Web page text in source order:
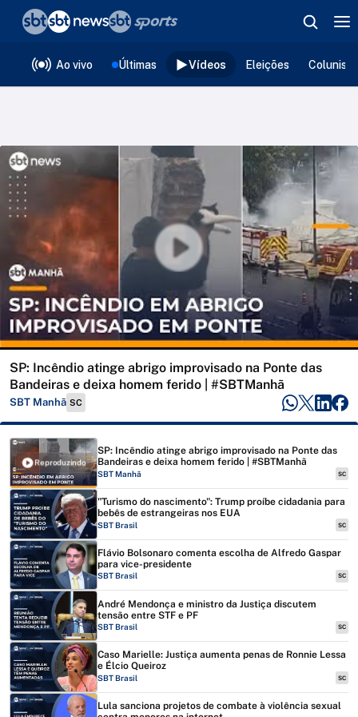
Ao vivo Últimas Vídeos Eleições
SP: Incêndio atinge abrigo improvisado na Ponte das
Bandeiras e deixa homem ferido | #SBTManhã
SBT Manhã SC
Reproduzindo
SP: Incêndio atinge abrigo improvisado na Ponte das
Bandeiras e deixa homem ferido | #SBTManhã
SBT Manhã SC
"Turismo do nascimento": Trump proíbe cidadania para
bebês de estrangeiras nos EUA
SBT Brasil SC
Flávio Bolsonaro comenta escolha de Alfredo Gaspar
para vice-presidente
SBT Brasil SC
André Mendonça e ministro da Justiça discutem
tensão entre STF e PF
SBT Brasil SC
Caso Marielle: Justiça aumenta penas de Ronnie Lessa
e Élcio Queiroz
SBT Brasil SC
Lula sanciona projetos de combate à violência sexual
❮voltar
Editorias